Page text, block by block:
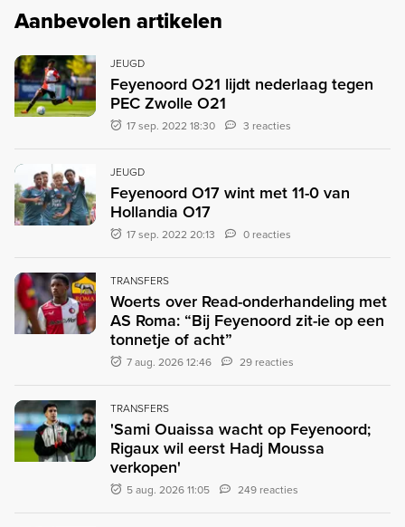
Aanbevolen artikelen
JEUGD
Feyenoord O21 lijdt nederlaag tegen
PEC Zwolle O21
17 sep. 2022 18:30 3 reacties
JEUGD
Feyenoord O17 wint met 11-0 van
Hollandia O17
17 sep. 2022 20:13 0 reacties
TRANSFERS
Woerts over Read-onderhandeling met
AS Roma: “Bij Feyenoord zit-ie op een
tonnetje of acht”
7 aug. 2026 12:46 29 reacties
TRANSFERS
'Sami Ouaissa wacht op Feyenoord;
Rigaux wil eerst Hadj Moussa
verkopen'
5 aug. 2026 11:05 249 reacties